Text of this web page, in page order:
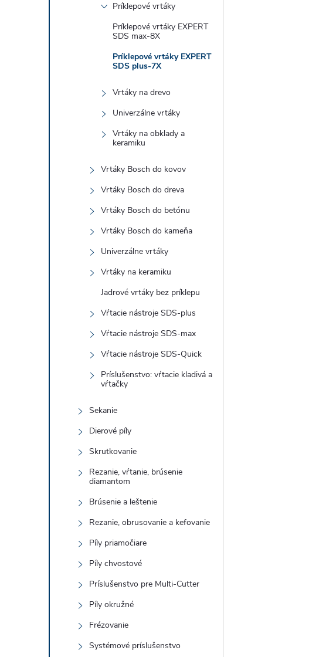
Príklepové vrtáky
Príklepové vrtáky EXPERT
SDS max-8X
Príklepové vrtáky EXPERT
SDS plus-7X
Vrtáky na drevo
Univerzálne vrtáky
Vrtáky na obklady a
keramiku
Vrtáky Bosch do kovov
Vrtáky Bosch do dreva
Vrtáky Bosch do betónu
Vrtáky Bosch do kameňa
Univerzálne vrtáky
Vrtáky na keramiku
Jadrové vrtáky bez príklepu
Vŕtacie nástroje SDS-plus
Vŕtacie nástroje SDS-max
Vŕtacie nástroje SDS-Quick
Príslušenstvo: vŕtacie kladivá a
vŕtačky
Sekanie
Dierové píly
Skrutkovanie
Rezanie, vŕtanie, brúsenie
diamantom
Brúsenie a leštenie
Rezanie, obrusovanie a kefovanie
Píly priamočiare
Píly chvostové
Príslušenstvo pre Multi-Cutter
Píly okružné
Frézovanie
Systémové príslušenstvo